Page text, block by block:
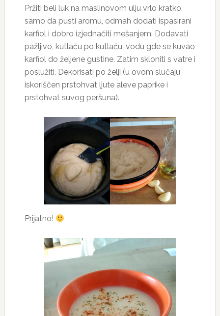
Pržiti beli luk na maslinovom ulju vrlo kratko,
samo da pusti aromu, odmah dodati ispasirani
karfiol i dobro izjednačiti mešanjem. Dodavati
pažljivo, kutlaču po kutlaču, vodu gde se kuvao
karfiol do željene gustine. Zatim skloniti s vatre i
poslužiti. Dekorisati po želji (u ovom slučaju
iskoriščen prstohvat ljute aleve paprike i
prstohvat suvog peršuna).
Prijatno!